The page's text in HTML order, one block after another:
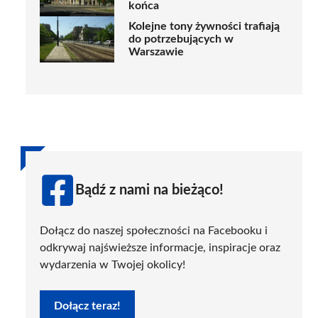
końca
Kolejne tony żywności trafiają
do potrzebujących w
Warszawie
Bądź z nami na bieżąco!
Dołącz do naszej społeczności na Facebooku i
odkrywaj najświeższe informacje, inspiracje oraz
wydarzenia w Twojej okolicy!
Dołącz teraz!